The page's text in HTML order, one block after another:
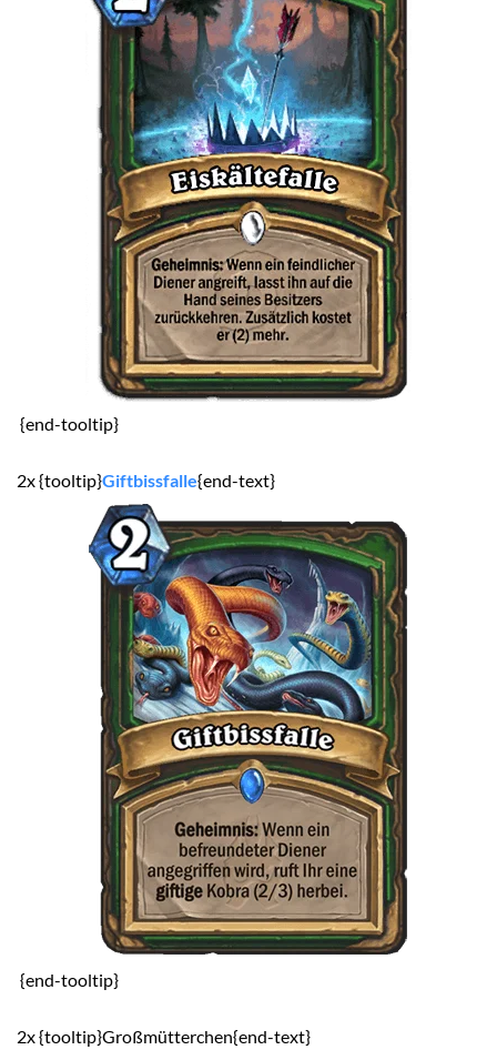
{end-tooltip}
2x {tooltip}Giftbissfalle{end-text}
{end-tooltip}
2x {tooltip}Großmütterchen{end-text}